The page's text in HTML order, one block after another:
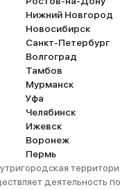
Нижний Новгород
Новосибирск
Санкт-Петербург
Волгоград
Тамбов
Мурманск
Уфа
Челябинск
Ижевск
Воронеж
Пермь
деятельность по